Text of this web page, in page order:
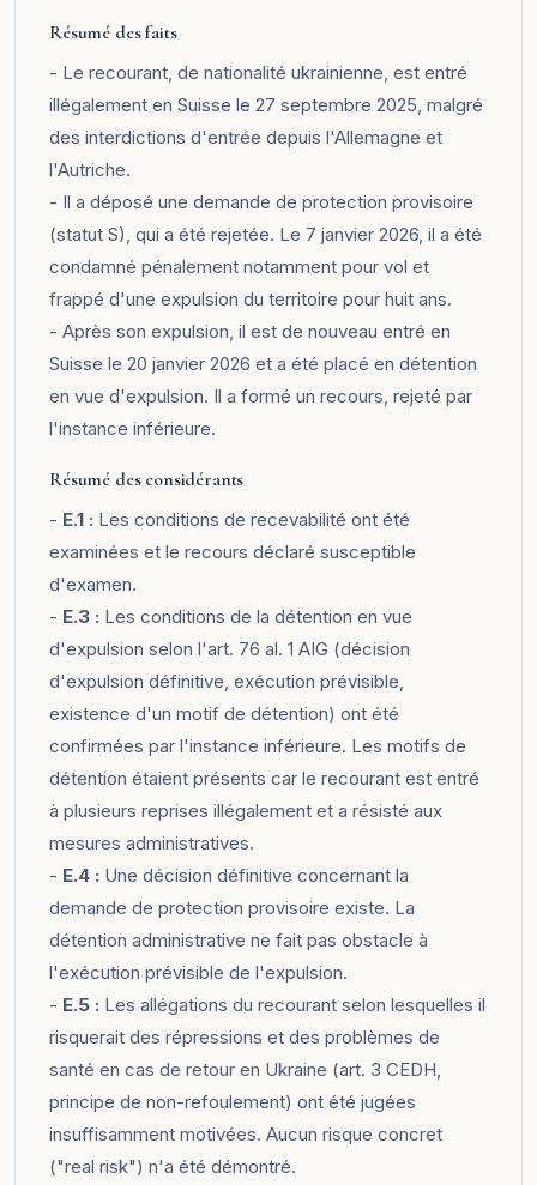
Résumé des faits
- Le recourant, de nationalité ukrainienne, est entré
illégalement en Suisse le 27 septembre 2025, malgré
des interdictions d'entrée depuis l'Allemagne et
l'Autriche.
- Il a déposé une demande de protection provisoire
(statut S), qui a été rejetée. Le 7 janvier 2026, il a été
condamné pénalement notamment pour vol et
frappé d'une expulsion du territoire pour huit ans.
- Après son expulsion, il est de nouveau entré en
Suisse le 20 janvier 2026 et a été placé en détention
en vue d'expulsion. Il a formé un recours, rejeté par
l'instance inférieure.
Résumé des considérants
- E.1 : Les conditions de recevabilité ont été
examinées et le recours déclaré susceptible
d'examen.
- E.3 : Les conditions de la détention en vue
d'expulsion selon l'art. 76 al. 1 AIG (décision
d'expulsion définitive, exécution prévisible,
existence d'un motif de détention) ont été
confirmées par l'instance inférieure. Les motifs de
détention étaient présents car le recourant est entré
à plusieurs reprises illégalement et a résisté aux
mesures administratives.
- E.4 : Une décision définitive concernant la
demande de protection provisoire existe. La
détention administrative ne fait pas obstacle à
l'exécution prévisible de l'expulsion.
- E.5 : Les allégations du recourant selon lesquelles il
risquerait des répressions et des problèmes de
santé en cas de retour en Ukraine (art. 3 CEDH,
principe de non-refoulement) ont été jugées
insuffisamment motivées. Aucun risque concret
("real risk") n'a été démontré.